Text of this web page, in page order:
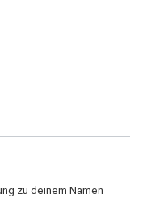
zu deinem Namen